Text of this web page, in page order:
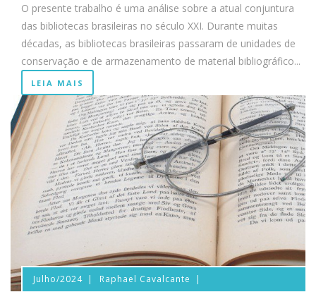
O presente trabalho é uma análise sobre a atual conjuntura
das bibliotecas brasileiras no século XXI. Durante muitas
décadas, as bibliotecas brasileiras passaram de unidades de
conservação e de armazenamento de material bibliográfico...
LEIA MAIS
Julho/2024 Raphael Cavalcante